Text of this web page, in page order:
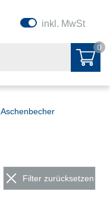
inkl. MwSt
0
Aschenbecher
Filter zurücksetzen